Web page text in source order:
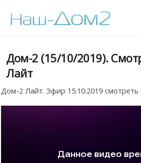
Дом-2 (15/10/2019).
Лайт
Дом-2 Лайт. Эфир 15.10.2019 смотреть